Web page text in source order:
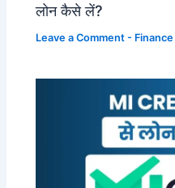
लोन कैसे लें?
Leave a Comment - Finance